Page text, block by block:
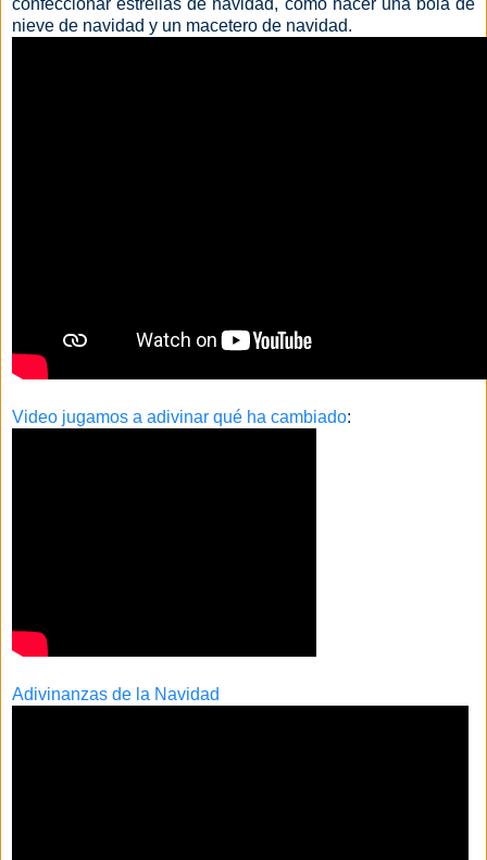
confeccionar estrellas de navidad, como hacer una bola de
nieve de navidad y un macetero de navidad.
Video jugamos a adivinar qué ha cambiado:
Adivinanzas de la Navidad